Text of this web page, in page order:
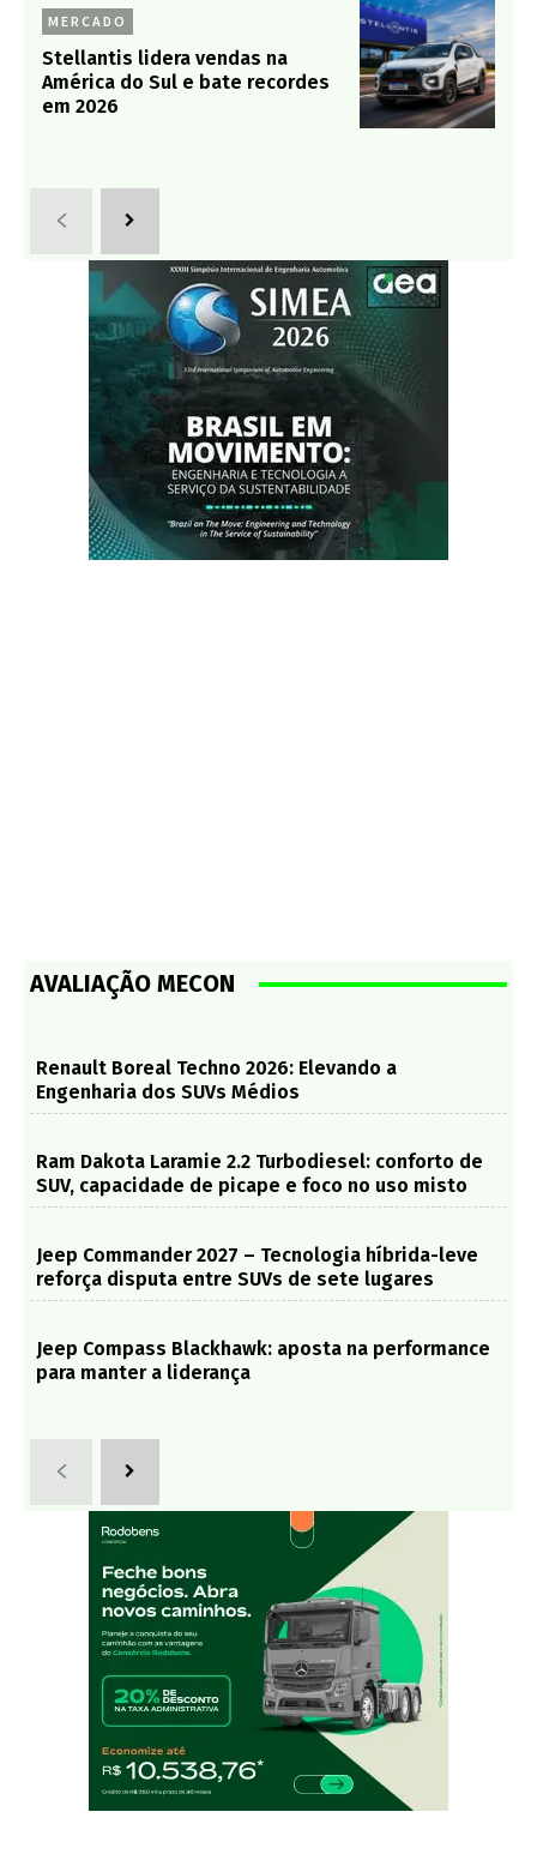
MERCADO
Stellantis lidera vendas na
América do Sul e bate recordes
em 2026
AVALIAÇÃO MECON
Renault Boreal Techno 2026: Elevando a
Engenharia dos SUVs Médios
Ram Dakota Laramie 2.2 Turbodiesel: conforto de
SUV, capacidade de picape e foco no uso misto
Jeep Commander 2027 – Tecnologia híbrida-leve
reforça disputa entre SUVs de sete lugares
Jeep Compass Blackhawk: aposta na performance
para manter a liderança